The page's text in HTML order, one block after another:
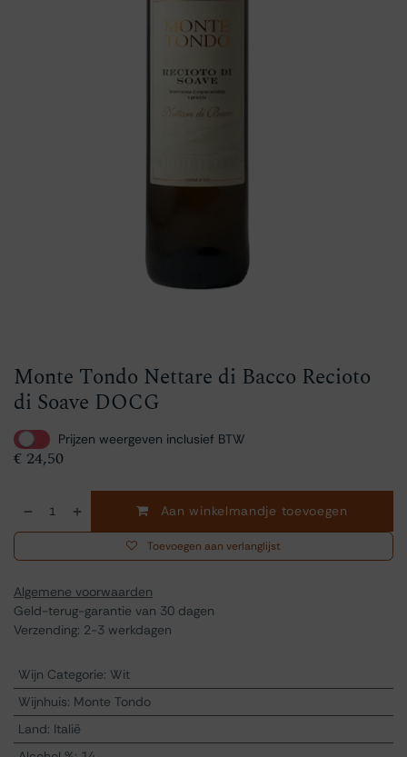
Monte Tondo Nettare di Bacco Recioto
di Soave DOCG
Prijzen weergeven inclusief BTW
€ 24,50
Aan winkelmandje toevoegen
Toevoegen aan verlanglijst
Algemene voorwaarden
Geld-terug-garantie van 30 dagen
Verzending: 2-3 werkdagen
Wijn Categorie: Wit
Wijnhuis: Monte Tondo
Land: Italië